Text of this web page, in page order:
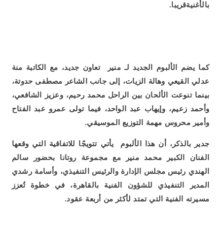
بالأغنيةقريبا.
كما يضم الألبوم الجديد لـ منير تعاون جديد، مع الكاتبة منة
عدلي القيعي وهالة الزيات، إلى جانب الشاعر مصطفى حدوتة،
بينما تنوعت الألحان بين الراحل محمد رحيم، وعزيز الشافعي،
وأحمد زعيم، وإيهاب عبد الواحد، فيما تولى عمرو عبد الفتاح
وأمير محروس مهمة التوزيع الموسيقي.
جدير بالذكر، أن هذا الألبوم يأتي تتويجًا للاتفاقية التي وقعها
الفنان الكبير محمد منير مع مجموعة روتانا بحضور سالم
الهندي رئيس مجلس الإدارة والرئيس التنفيذي، وأسامة رشدي
المدير التنفيذي للشؤون الفنية بالقاهرة، في خطوة تُعزز
مسيرته الفنية التي تمتد لأكثر من أربعة عقود.